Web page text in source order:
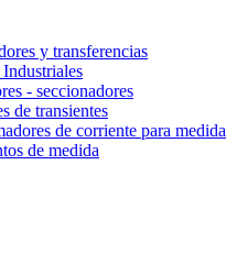
y transferencias
- seccionadores
de transientes
de corriente para medida
de medida